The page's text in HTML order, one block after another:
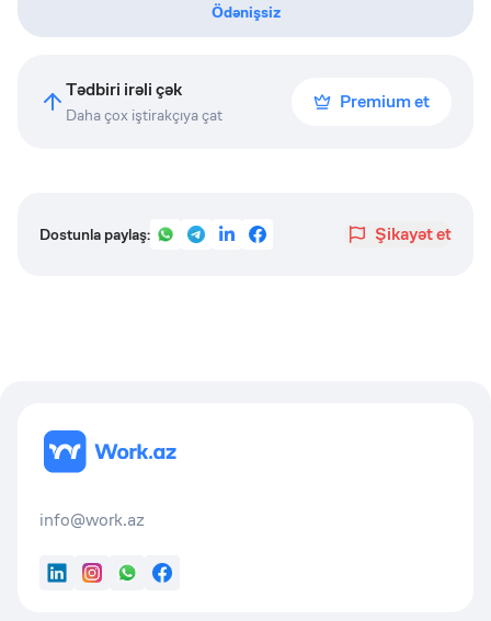
Ödənişsiz
Tədbiri irəli çək
Daha çox iştirakçıya çat
Premium et
Dostunla paylaş: Şikayət et
info@work.az
LinkedInInstagram
WhatsApp
Facebook